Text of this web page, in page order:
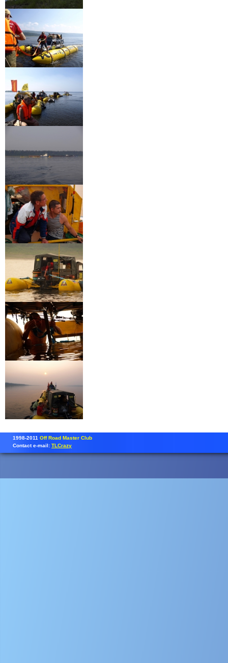
1998-2011 Off Road Master Club
Contact e-mail: TLCrazy